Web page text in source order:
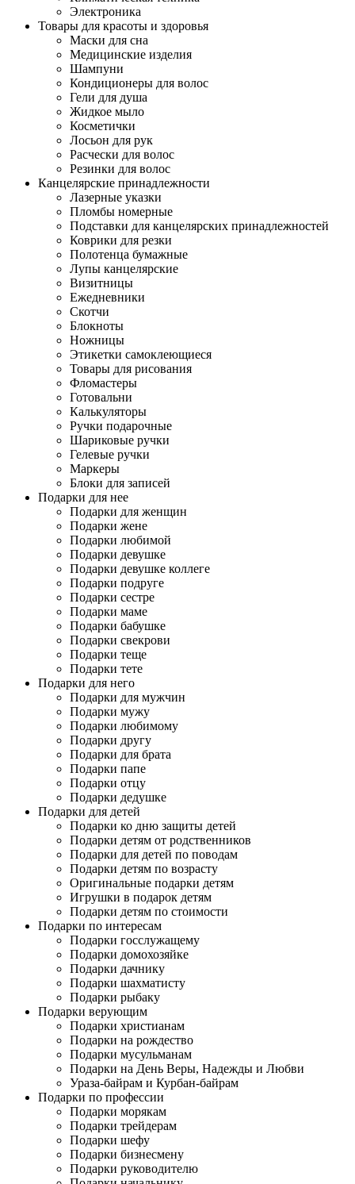
Электроника
Товары для красоты и здоровья
Маски для сна
Медицинские изделия
Шампуни
Кондиционеры для волос
Гели для душа
Жидкое мыло
Косметички
Лосьон для рук
Расчески для волос
Резинки для волос
Канцелярские принадлежности
Лазерные указки
Пломбы номерные
Подставки для канцелярских принадлежностей
Коврики для резки
Полотенца бумажные
Лупы канцелярские
Визитницы
Ежедневники
Скотчи
Блокноты
Ножницы
Этикетки самоклеющиеся
Товары для рисования
Фломастеры
Готовальни
Калькуляторы
Ручки подарочные
Шариковые ручки
Гелевые ручки
Маркеры
Блоки для записей
Подарки для нее
Подарки для женщин
Подарки жене
Подарки любимой
Подарки девушке
Подарки девушке коллеге
Подарки подруге
Подарки сестре
Подарки маме
Подарки бабушке
Подарки свекрови
Подарки теще
Подарки тете
Подарки для него
Подарки для мужчин
Подарки мужу
Подарки любимому
Подарки другу
Подарки для брата
Подарки папе
Подарки отцу
Подарки дедушке
Подарки для детей
Подарки ко дню защиты детей
Подарки детям от родственников
Подарки для детей по поводам
Подарки детям по возрасту
Оригинальные подарки детям
Игрушки в подарок детям
Подарки детям по стоимости
Подарки по интересам
Подарки госслужащему
Подарки домохозяйке
Подарки дачнику
Подарки шахматисту
Подарки рыбаку
Подарки верующим
Подарки христианам
Подарки на рождество
Подарки мусульманам
Подарки на День Веры, Надежды и Любви
Ураза-байрам и Курбан-байрам
Подарки по профессии
Подарки морякам
Подарки трейдерам
Подарки шефу
Подарки бизнесмену
Подарки руководителю